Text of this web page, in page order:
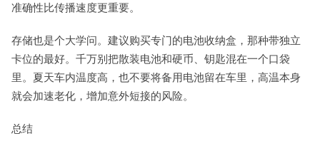
准确性比传播速度更重要。
存储也是个大学问。建议购买专门的电池收纳盒，那种带独立
卡位的最好。千万别把散装电池和硬币、钥匙混在一个口袋
里。夏天车内温度高，也不要将备用电池留在车里，高温本身
就会加速老化，增加意外短接的风险。
总结